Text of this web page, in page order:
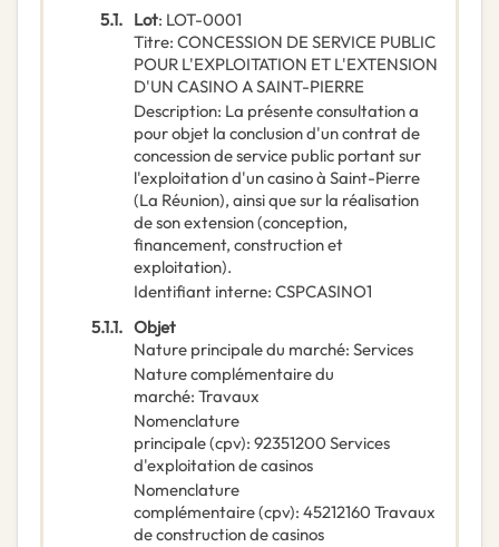
5.1. Lot: LOT-0001
Titre: CONCESSION DE SERVICE PUBLIC
POUR L'EXPLOITATION ET L'EXTENSION
D'UN CASINO A SAINT-PIERRE
Description: La présente consultation a
pour objet la conclusion d'un contrat de
concession de service public portant sur
l'exploitation d'un casino à Saint-Pierre
(La Réunion), ainsi que sur la réalisation
de son extension (conception,
financement, construction et
exploitation).
Identifiant interne: CSPCASINO1
5.1.1. Objet
Nature principale du marché: Services
Nature complémentaire du
marché: Travaux
Nomenclature
principale(cpv): 92351200 Services
d'exploitation de casinos
Nomenclature
complémentaire(cpv): 45212160 Travaux
de construction de casinos